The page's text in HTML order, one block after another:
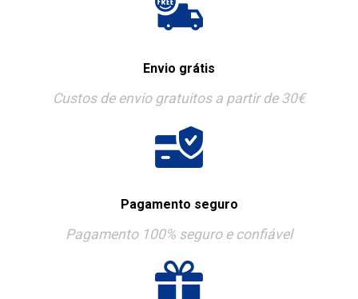
Envio grátis
Custos de envio gratuitos a partir de 30€
Pagamento seguro
Pagamento 100% seguro e confiável